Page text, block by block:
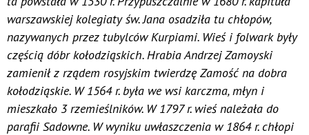
warszawskiej kolegiaty św. Jana osadziła tu chłopów,
nazywanych przez tubylców Kurpiami. Wieś i folwark były
częścią dóbr kołodziąskich. Hrabia Andrzej Zamoyski
zamienił z rządem rosyjskim twierdzę Zamość na dobra
kołodziąskie. W 1564 r. była we wsi karczma, młyn i
mieszkało 3 rzemieślników. W 1797 r. wieś należała do
parafii Sadowne. W wyniku uwłaszczenia w 1864 r. chłopi